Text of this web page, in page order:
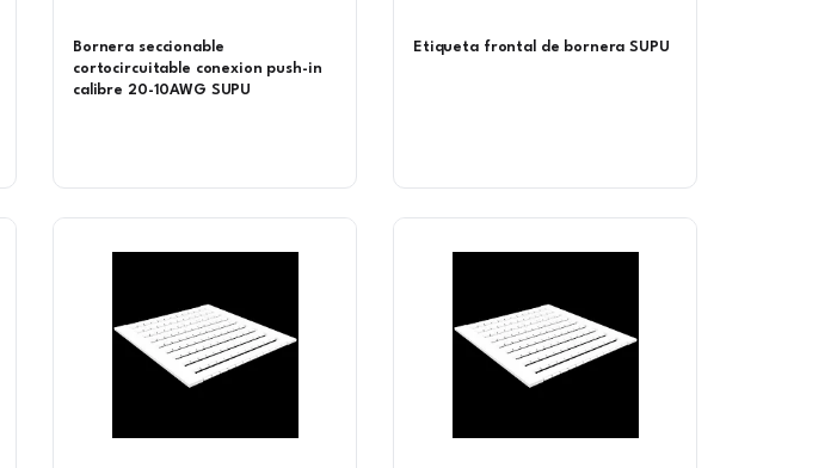
Bornera seccionable
cortocircuitable conexion push-in
calibre 20-10AWG SUPU
Etiqueta frontal de bornera SUPU